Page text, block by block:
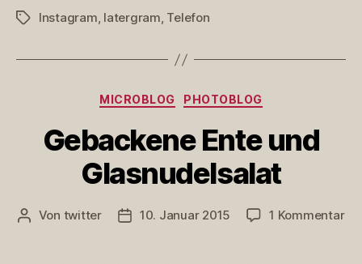
Schlagwörter
Instagram, latergram, Telefon
Kategorien
MICROBLOG PHOTOBLOG
Gebackene Ente und
Glasnudelsalat
Beitragsautor
Von twitter Veröffentlichungsdatum
10. Januar 2015 1 Kommentarzu